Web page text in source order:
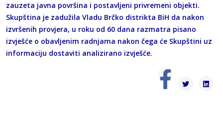
zauzeta javna površina i postavljeni privremeni objekti.
Skupština je zadužila Vladu Brčko distrikta BiH da nakon
izvršenih provjera, u roku od 60 dana razmatra pisano
izvješće o obavljenim radnjama nakon čega će Skupštini uz
informaciju dostaviti analizirano izvješće.